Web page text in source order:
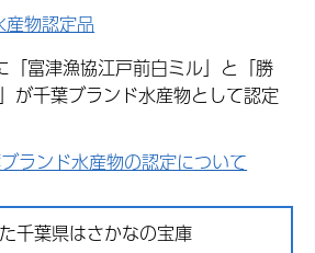
物認定品
「富津漁協江戸前白ミル」と「勝
が千葉ブランド水産物として認定
ランド水産物の認定について
千葉県はさかなの宝庫